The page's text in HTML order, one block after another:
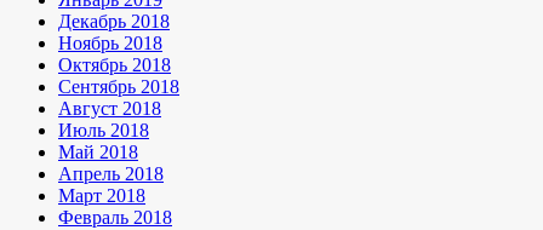
Декабрь 2018
Ноябрь 2018
Октябрь 2018
Сентябрь 2018
Август 2018
Июль 2018
Май 2018
Апрель 2018
Март 2018
Февраль 2018